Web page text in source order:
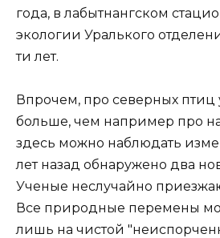
года, в лабытнангском
экологии Уралького
ти лет.
Впрочем, про северных птиц
больше, чем например про
здесь можно наблюдать
лет назад обнаружено два
Ученые неслучайно
Все природные перемены
лишь на чистой